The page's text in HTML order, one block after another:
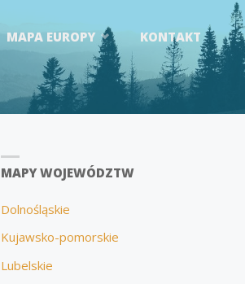
MAPA EUROPY KONTAKT
MAPY WOJEWÓDZTW
Dolnośląskie
Kujawsko-pomorskie
Lubelskie